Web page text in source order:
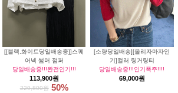
[[블랙,화이트당일배송중]]스퀘
어넥 썸머 점퍼
당일배송중!!!완전인기!!!
113,900원
229,800원 50%
[소량당일배송][올리자마자인
기]컬러 링거링티
당일배송중!!!인기폭주!!!!
69,000원